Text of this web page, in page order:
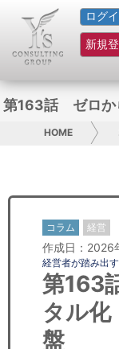
ログ
新規
HOME
サービス紹介
コラム
グループ概要
日本人にPR
コンサルティング
リサーチ
第163話 ゼロか
HOME
コラム 経営
作成日：2026
経営者が踏み出
第163
タル化
盤